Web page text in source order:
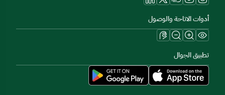
أدوات الاتاحة والوصول
تطبيق الجوال